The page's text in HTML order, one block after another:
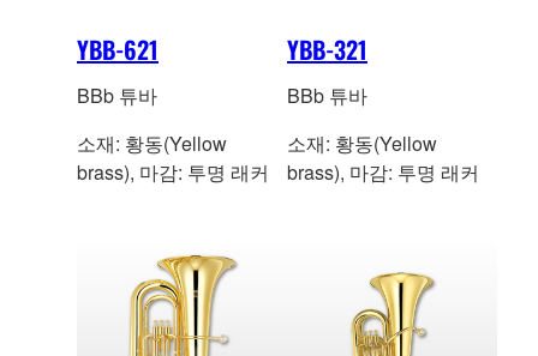
YBB-621
BBb 튜바
소재: 황동(Yellow
brass), 마감: 투명 래커
YBB-321
BBb 튜바
소재: 황동(Yellow
brass), 마감: 투명 래커